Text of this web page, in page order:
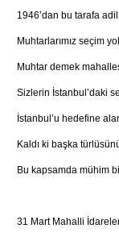
1946’dan bu tarafa
Muhtarlarımız seçim
Muhtar demek
Sizlerin İstanbul’daki
İstanbul’u hedefine
Kaldı ki başka
Bu kapsamda mühim
31 Mart Mahalli